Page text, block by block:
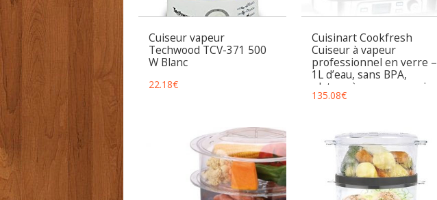
Cuiseur vapeur
Techwood TCV-371 500
W Blanc
22.18€
Cuisinart Cookfresh
Cuiseur à vapeur
professionnel en verre –
1L d’eau, sans BPA,
plateau à vapeur en acier
inoxydable – 30 sec de
135.08€